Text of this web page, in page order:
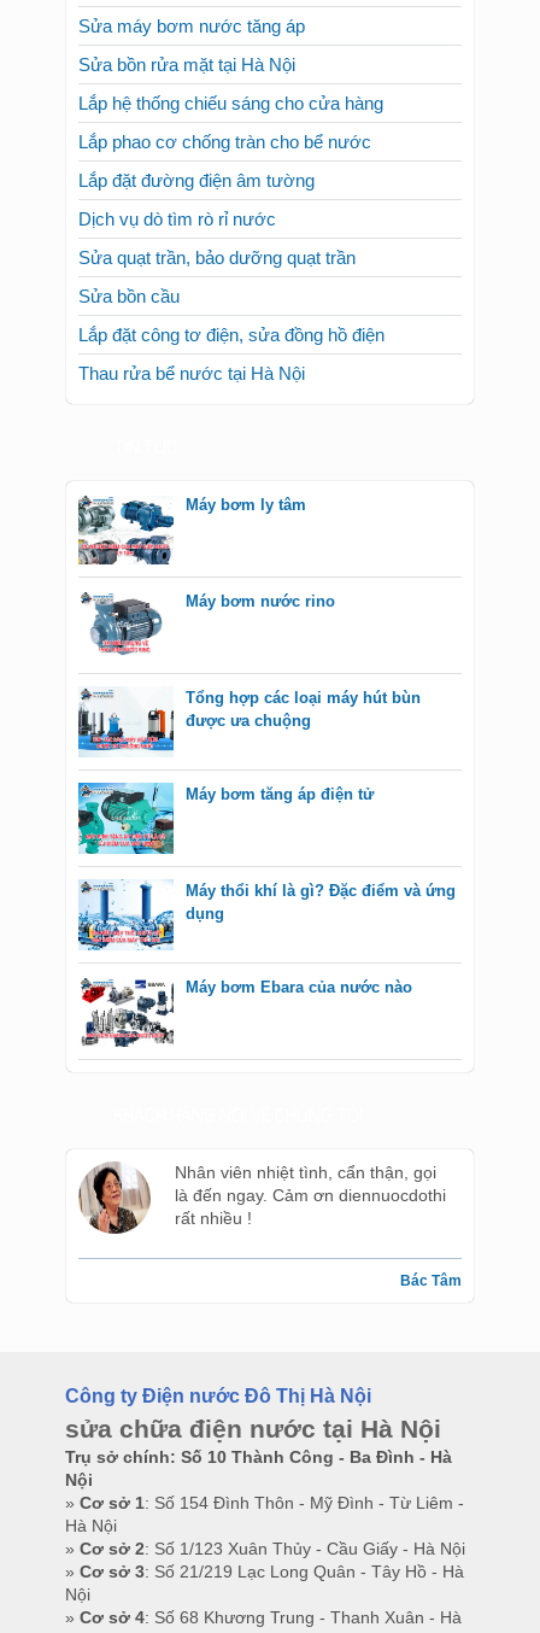
Sửa máy bơm nước tăng áp
Sửa bồn rửa mặt tại Hà Nội
Lắp hệ thống chiếu sáng cho cửa hàng
Lắp phao cơ chống tràn cho bể nước
Lắp đặt đường điện âm tường
Dịch vụ dò tìm rò rỉ nước
Sửa quạt trần, bảo dưỡng quạt trần
Sửa bồn cầu
Lắp đặt công tơ điện, sửa đồng hồ điện
Thau rửa bể nước tại Hà Nội
Máy bơm ly tâm
Máy bơm nước rino
Tổng hợp các loại máy hút bùn
được ưa chuộng
Máy bơm tăng áp điện tử
Máy thổi khí là gì? Đặc điểm và ứng
dụng
Máy bơm Ebara của nước nào
Nhân viên nhiệt tình, cẩn thận, gọi
là đến ngay. Cảm ơn diennuocdothi
rất nhiều !
Bác Tâm
Công ty Điện nước Đô Thị Hà Nội
sửa chữa điện nước tại Hà Nội
Trụ sở chính: Số 10 Thành Công - Ba Đình - Hà
Nội
» Cơ sở 1: Số 154 Đình Thôn - Mỹ Đình - Từ Liêm -
Hà Nội
» Cơ sở 2: Số 1/123 Xuân Thủy - Cầu Giấy - Hà Nội
» Cơ sở 3: Số 21/219 Lạc Long Quân - Tây Hồ - Hà
Nội
» Cơ sở 4: Số 68 Khương Trung - Thanh Xuân - Hà